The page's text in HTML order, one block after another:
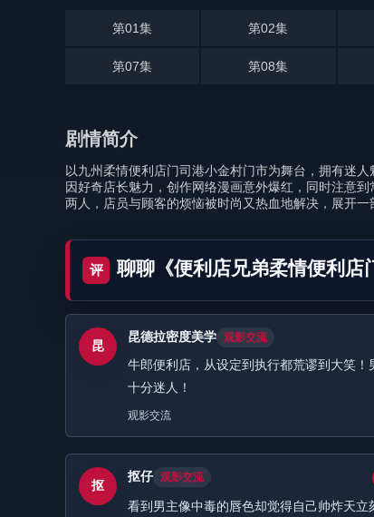
第01集 第02集
第07集 第08集
剧情简介
以九州柔情便利店门司港小金村门市为舞台，拥有迷
因好奇店长魅力，创作网络漫画意外爆红，同时注意
两人，店员与顾客的烦恼被时尚又热血地解决，展开一
评 聊聊《便利店兄弟柔情便利店
昆
昆德拉密度美学 观影交流
牛郎便利店，从设定到执行都荒谬到大笑！
十分迷人！
观影交流
抠
抠仔 观影交流
看到男主像中毒的唇色却觉得自己帅炸天立